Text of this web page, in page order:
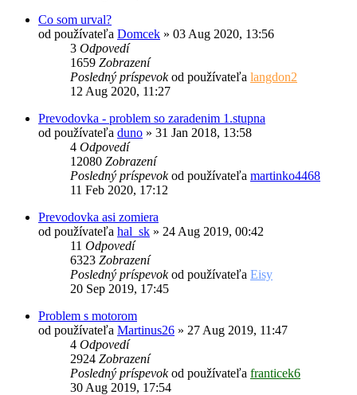
Co som urval?
od používateľa Domcek » 03 Aug 2020, 13:56
3 Odpovedí
1659 Zobrazení
Posledný príspevokod používateľa langdon2
12 Aug 2020, 11:27
Prevodovka - problem so zaradenim 1.stupna
od používateľa duno » 31 Jan 2018, 13:58
4 Odpovedí
12080 Zobrazení
Posledný príspevokod používateľa martinko4468
11 Feb 2020, 17:12
Prevodovka asi zomiera
od používateľa hal_sk » 24 Aug 2019, 00:42
11 Odpovedí
6323 Zobrazení
Posledný príspevokod používateľa Eisy
20 Sep 2019, 17:45
Problem s motorom
od používateľa Martinus26 » 27 Aug 2019, 11:47
4 Odpovedí
2924 Zobrazení
Posledný príspevokod používateľa franticek6
30 Aug 2019, 17:54